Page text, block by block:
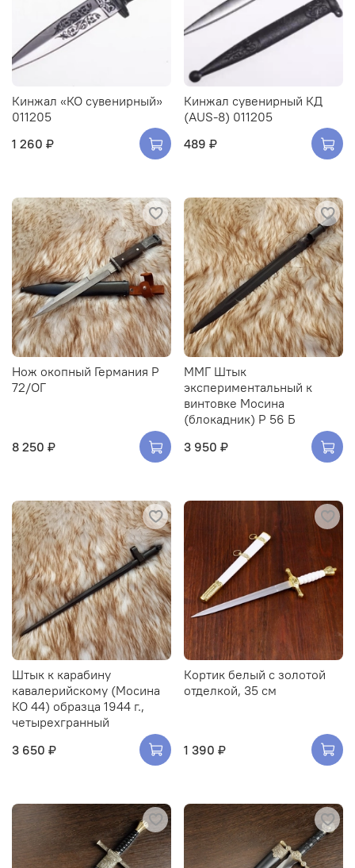
Кинжал «КО сувенирный»
011205
1 260 ₽
Кинжал сувенирный КД
(AUS-8) 011205
489 ₽
Нож окопный Германия Р
72/ОГ
8 250 ₽
ММГ Штык
экспериментальный к
винтовке Мосина
(блокадник) Р 56 Б
3 950 ₽
Штык к карабину
кавалерийскому (Мосина
КО 44) образца 1944 г.,
четырехгранный
3 650 ₽
Кортик белый с золотой
отделкой, 35 см
1 390 ₽